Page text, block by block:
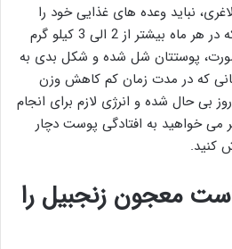
نباید وعده های غذایی خود را
حذف کنید، حتی بهتر است که در هر ماه بیشتر از 2 الی 3 کیلو گرم
صورت، پوستتان شل شده و شکل بدی به
که در مدت زمان کم کاهش وزن
بی حال شده و انرژی لازم برای انجام
می خواهید به افتادگی پوست دچار
کنید.
معجون زنجبیل را